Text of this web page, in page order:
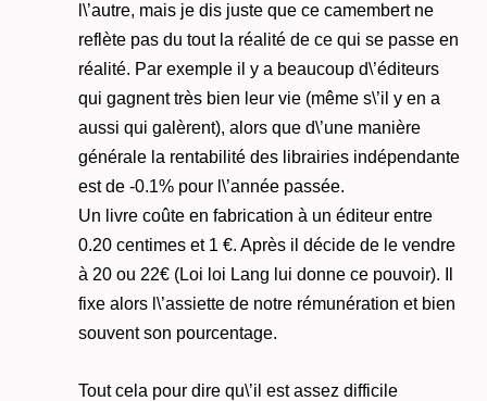
l\’autre, mais je dis juste que ce camembert ne
reflète pas du tout la réalité de ce qui se passe en
réalité. Par exemple il y a beaucoup d\’éditeurs
qui gagnent très bien leur vie (même s\’il y en a
aussi qui galèrent), alors que d\’une manière
générale la rentabilité des librairies indépendante
est de -0.1% pour l\’année passée.
Un livre coûte en fabrication à un éditeur entre
0.20 centimes et 1 €. Après il décide de le vendre
à 20 ou 22€ (Loi loi Lang lui donne ce pouvoir). Il
fixe alors l\’assiette de notre rémunération et bien
souvent son pourcentage.
Tout cela pour dire qu\’il est assez difficile